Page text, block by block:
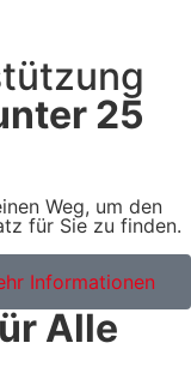
25
Weg, um den
für Sie zu finden.
Informationen
Alle